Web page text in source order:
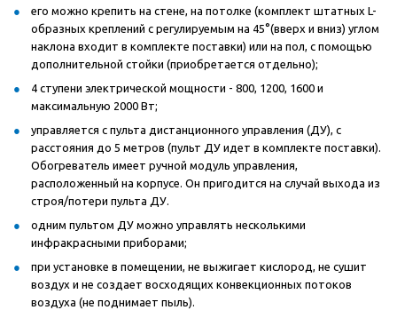
его можно крепить на стене, на потолке (комплект штатных L-
образных креплений с регулируемым на 45°(вверх и вниз) углом
наклона входит в комплекте поставки) или на пол, с помощью
дополнительной стойки (приобретается отдельно);
4 ступени электрической мощности - 800, 1200, 1600 и
максимальную 2000 Вт;
управляется с пульта дистанционного управления (ДУ), с
расстояния до 5 метров (пульт ДУ идет в комплекте поставки).
Обогреватель имеет ручной модуль управления,
расположенный на корпусе. Он пригодится на случай выхода из
строя/потери пульта ДУ.
одним пультом ДУ можно управлять несколькими
инфракрасными приборами;
при установке в помещении, не выжигает кислород, не сушит
воздух и не создает восходящих конвекционных потоков
воздуха (не поднимает пыль).